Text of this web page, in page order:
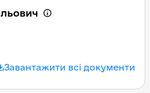
Завантажити всі документи